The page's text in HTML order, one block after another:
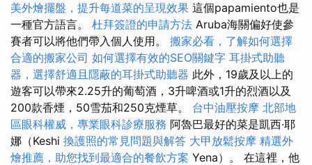
美外燴擺盤，提升每道菜的呈現效果 這個papamiento也是
一種官方語言。 杜拜簽證的申請方法 Aruba海關偏好使參
賽者可以將他們帶入個人使用。 搬家必看，了解如何選擇
合適的搬家公司 如何選擇有效的SEO關鍵字 耳掛式助聽
器，選擇舒適且隱蔽的耳掛式助聽器 此外，19歲及以上的
遊客可以帶來2.25升的葡萄酒，3升啤酒或1升的烈酒以及
200款香煙，50雪茄和250克煙草。 台中油壓按摩 北部地
區眼科權威，專業眼科診療服務 阿魯巴最好的菜是凱西·耶
娜（Keshi 換護照的常見問題與解答 大甲放鬆按摩 精選外
燴推薦，助您找到最適合的餐飲方案 Yena）。 在這裡，他